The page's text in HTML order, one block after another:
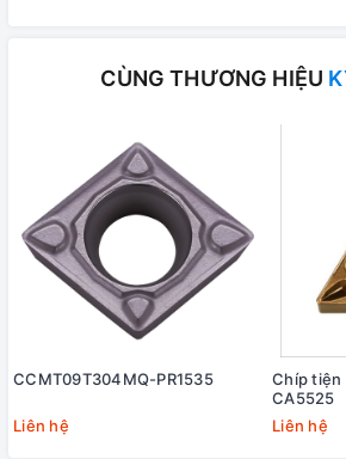
CÙNG THƯƠNG HIỆU
CCMT09T304MQ-PR1535
Liên hệ
Chíp tiện
CA5525
Liên hệ